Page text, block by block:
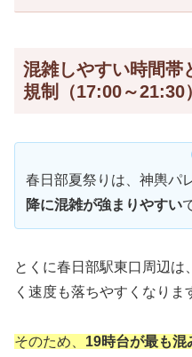
混雑しやすい時間帯
規制（17:00～21:30）
春日部夏祭りは、神輿パ
降に混雑が強まりやすい
とくに春日部駅東口周辺
く速度も落ちやすくなりま
そのため、 19時台が最も混